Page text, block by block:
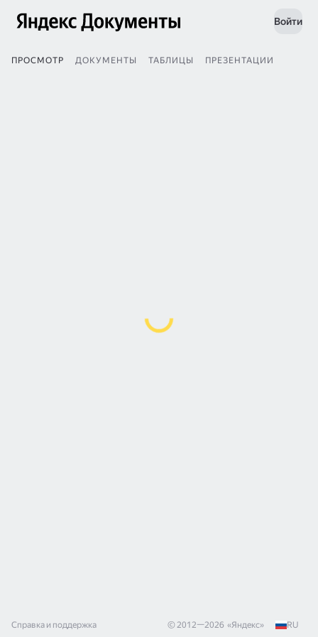
Войти
ПРОСМОТР ДОКУМЕНТЫ ТАБЛИЦЫ ПРЕЗЕНТАЦИИ
Справка и поддержка © 2012—2026 «Яндекс» RU